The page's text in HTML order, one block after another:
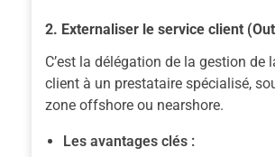
2. Externaliser le service client
C’est la délégation de la gestion de
client à un prestataire spécialisé,
zone offshore ou nearshore.
Les avantages clés :